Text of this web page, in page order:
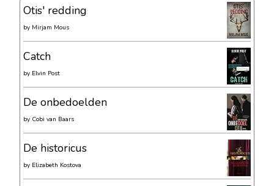
Otis' redding
by Mirjam Mous
Catch
by Elvin Post
De onbedoelden
by Cobi van Baars
De historicus
by Elizabeth Kostova